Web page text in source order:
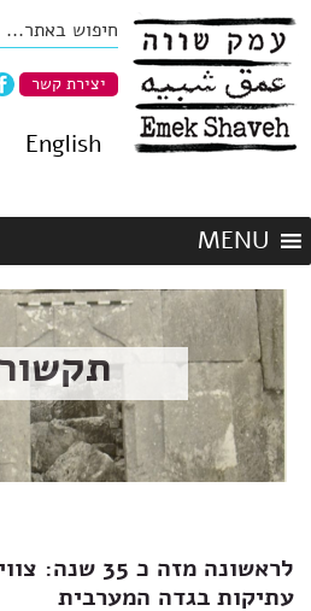
יצירת קשר
English
לראשונה מזה כ
עתיקות בגדה המערבית